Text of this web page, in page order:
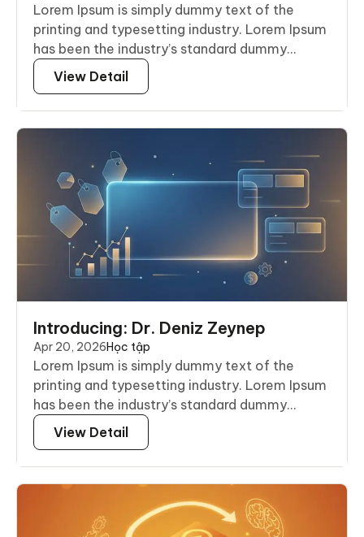
Lorem Ipsum is simply dummy text of the
printing and typesetting industry. Lorem Ipsum
has been the industry’s standard dummy...
View Detail
Introducing: Dr. Deniz Zeynep
Apr 20, 2026Học tập
Lorem Ipsum is simply dummy text of the
printing and typesetting industry. Lorem Ipsum
has been the industry’s standard dummy...
View Detail